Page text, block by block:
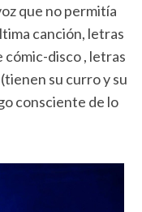
que no permitía
canción, letras
disco , letras
su curro y su
consciente de lo